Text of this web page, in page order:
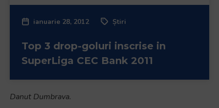
ianuarie 28, 2012 Știri
Top 3 drop-goluri inscrise in
SuperLiga CEC Bank 2011
Danut Dumbrava.